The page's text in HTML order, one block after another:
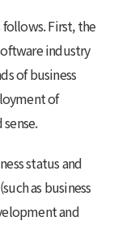
follows. First, the
industry
of business
of
status and
as business
and